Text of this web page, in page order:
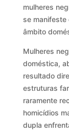
mulheres
se manifeste
âmbito
Mulheres
doméstica,
resultado
estruturas
raramente
homicídios
dupla